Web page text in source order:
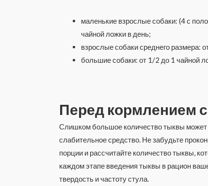
маленькие взрослые собаки: (4 с
чайной ложки в день;
взрослые собаки среднего размера:
большие собаки: от 1/2 до 1 чайной
Перед кормлением
Слишком большое количество тыквы может
слабительное средство. Не забудьте
порции и рассчитайте количество тыквы,
каждом этапе введения тыквы в рацион
твердость и частоту стула.